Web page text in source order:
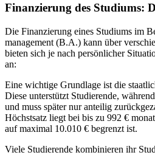
Finanzierung des Studiums:
Die Finanzierung eines Studiums im
management (B.A.) kann über
bieten sich je nach persönlicher
an:
Eine wichtige Grundlage ist die
Diese unterstützt Studierende,
und muss später nur anteilig
Höchstsatz liegt bei bis zu 992 €
auf maximal 10.010 € begrenzt ist.
Viele Studierende kombinieren ihr